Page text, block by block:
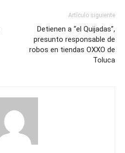
Artículo siguiente
Detienen a “el Quijadas”,
presunto responsable de
robos en tiendas OXXO de
Toluca